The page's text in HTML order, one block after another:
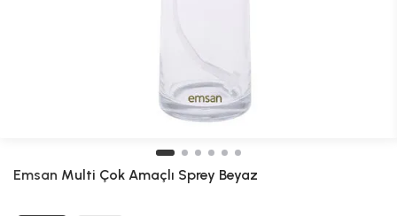
Emsan Multi Çok Amaçlı Sprey Beyaz